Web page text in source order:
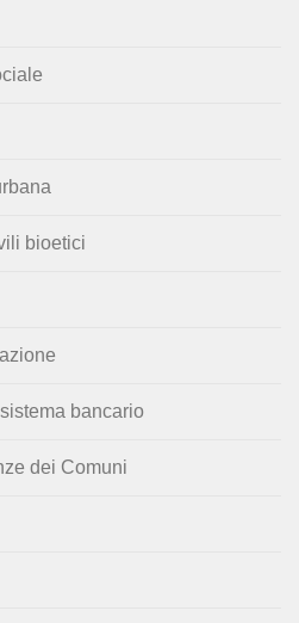
bioetici
bancario
dei Comuni